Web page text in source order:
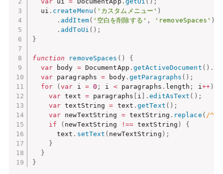
  ui
. createMenu ( 'カスタムメニュー' )
. addItem( '空白を削除する' , 'removeSpaces' )
. addToUi ( ) ;
}
function removeSpaces ( )
{
var body = DocumentApp . getActiveDocument ( ) .
var paragraphs = body. getParagraphs ( ) ;
for
(var i = 0 ; i < paragraphs . length ; i ++)
var text = paragraphs [ i ] .editAsText ( ) ;
var textString = text .getText ( ) ;
var newTextString = textString . replace ( /^[
if
( newTextString !== textString )
{
      text
. setText ( newTextString ) ;
}
}
}